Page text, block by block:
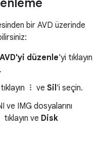
bir AVD üzerinde
düzenle'yi tıklayın
veSil 'i seçin.
ve IMG dosyalarını
tıklayın ve Disk